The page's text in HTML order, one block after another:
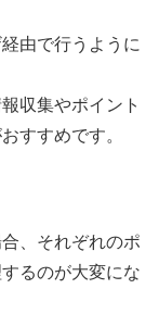
由で行うように
収集やポイント
すすめです。
、それぞれのポ
るのが大変にな